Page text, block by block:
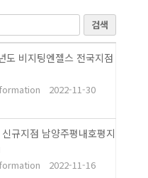
검색
비지팅엔젤스 전국지점
2022-11-30
규지점 남양주평내호평지
2022-11-16